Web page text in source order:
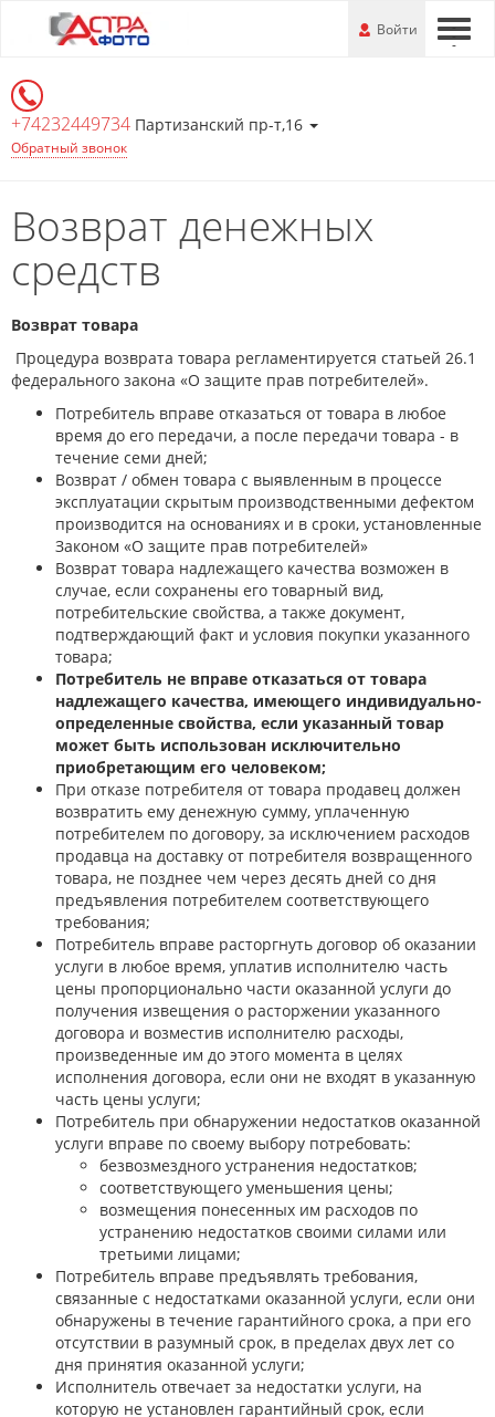
Перейти
информации
---
Войти
+74232449734 Партизанский пр-т,16
Обратный звонок
Возврат денежных
средств
Возврат товара
Процедура возврата товара регламентируется статьей 26.1
федерального закона «О защите прав потребителей».
Потребитель вправе отказаться от товара в любое
время до его передачи, а после передачи товара - в
течение семи дней;
Возврат / обмен товара с выявленным в процессе
эксплуатации скрытым производственными дефектом
производится на основаниях и в сроки, установленные
Законом «О защите прав потребителей»
Возврат товара надлежащего качества возможен в
случае, если сохранены его товарный вид,
потребительские свойства, а также документ,
подтверждающий факт и условия покупки указанного
товара;
Потребитель не вправе отказаться от товара
надлежащего качества, имеющего индивидуально-
определенные свойства, если указанный товар
может быть использован исключительно
приобретающим его человеком;
При отказе потребителя от товара продавец должен
возвратить ему денежную сумму, уплаченную
потребителем по договору, за исключением расходов
продавца на доставку от потребителя возвращенного
товара, не позднее чем через десять дней со дня
предъявления потребителем соответствующего
требования;
Потребитель вправе расторгнуть договор об оказании
услуги в любое время, уплатив исполнителю часть
цены пропорционально части оказанной услуги до
получения извещения о расторжении указанного
договора и возместив исполнителю расходы,
произведенные им до этого момента в целях
исполнения договора, если они не входят в указанную
часть цены услуги;
Потребитель при обнаружении недостатков оказанной
услуги вправе по своему выбору потребовать:
безвозмездного устранения недостатков;
соответствующего уменьшения цены;
возмещения понесенных им расходов по
устранению недостатков своими силами или
третьими лицами;
Потребитель вправе предъявлять требования,
связанные с недостатками оказанной услуги, если они
обнаружены в течение гарантийного срока, а при его
отсутствии в разумный срок, в пределах двух лет со
дня принятия оказанной услуги;
Исполнитель отвечает за недостатки услуги, на
которую не установлен гарантийный срок, если